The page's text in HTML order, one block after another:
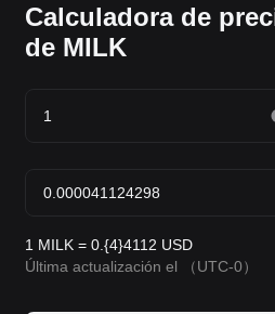
Calculadora de
de MILK
1 MILK = 0.{4}4112 USD
Última actualización el
（UTC-0）